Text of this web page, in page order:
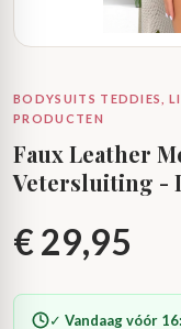
BODYSUITS TEDDIES,
PRODUCTEN
Faux Leather
Vetersluiting -
€29,95
✓ Vandaag vóór